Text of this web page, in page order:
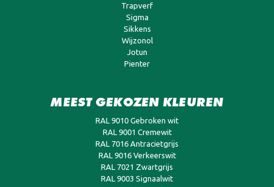
Trapverf
Sigma
Sikkens
Wijzonol
Jotun
Pienter
MEEST GEKOZEN KLEUREN
RAL 9010 Gebroken wit
RAL 9001 Cremewit
RAL 7016 Antracietgrijs
RAL 9016 Verkeerswit
RAL 7021 Zwartgrijs
RAL 9003 Signaalwit